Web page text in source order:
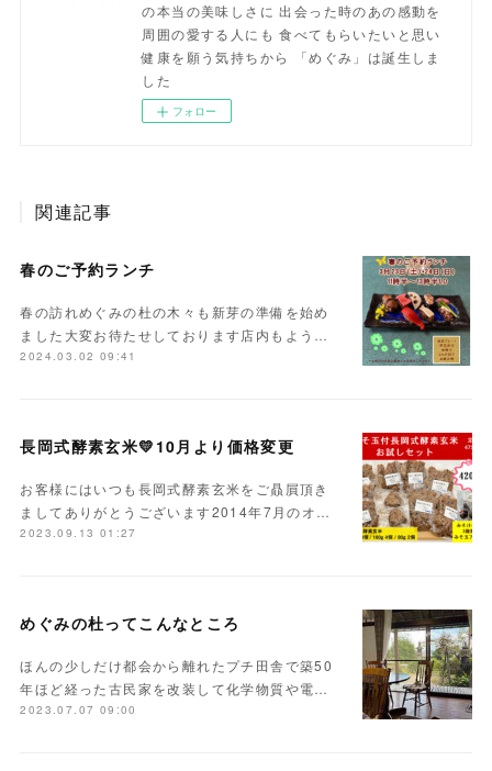
の本当の美味しさに 出会った時のあの感動を
周囲の愛する人にも 食べてもらいたいと思い
健康を願う気持ちから 「めぐみ」は誕生しま
した
フォロー
関連記事
春のご予約ランチ
春の訪れめぐみの杜の木々も新芽の準備を始め
ました大変お待たせしております店内もよう…
2024.03.02 09:41
長岡式酵素玄米💛10月より価格変更
お客様にはいつも長岡式酵素玄米をご贔屓頂き
ましてありがとうございます2014年7月のオ…
2023.09.13 01:27
めぐみの杜ってこんなところ
ほんの少しだけ都会から離れたプチ田舎で築50
年ほど経った古民家を改装して化学物質や電…
2023.07.07 09:00